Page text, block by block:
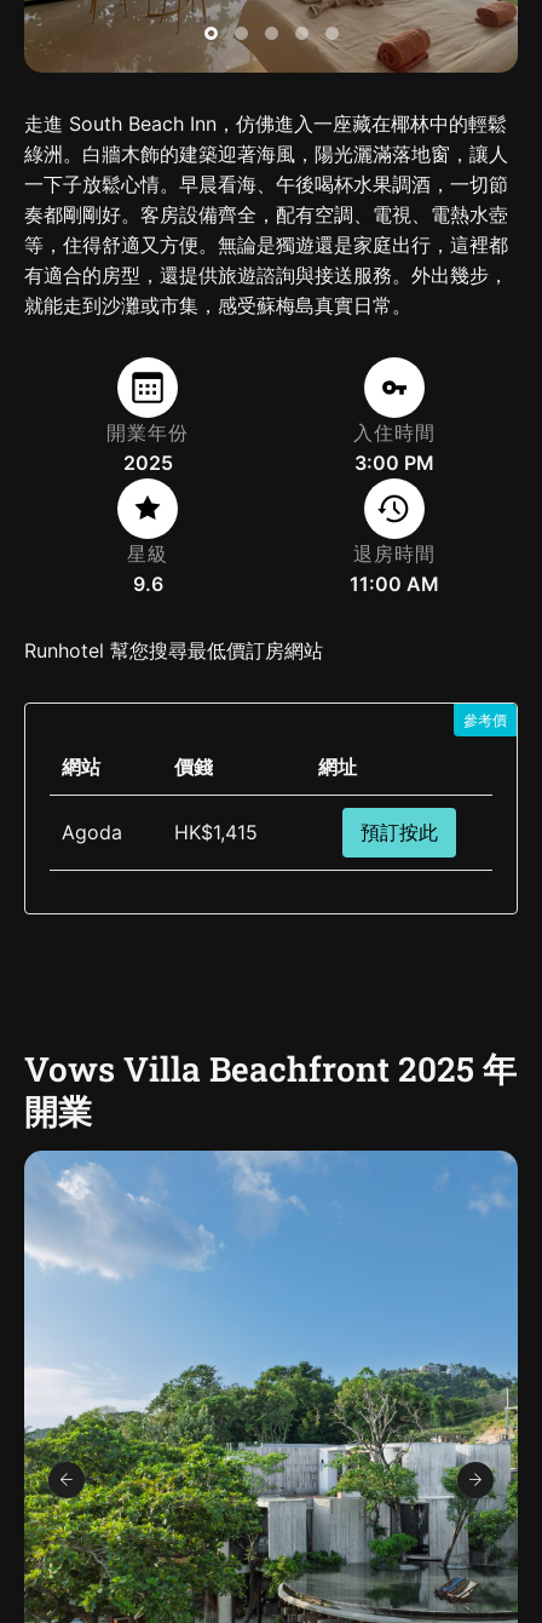
走進 South Beach Inn，仿佛進入一座藏在椰林中的輕鬆
綠洲。白牆木飾的建築迎著海風，陽光灑滿落地窗，讓人
一下子放鬆心情。早晨看海、午後喝杯水果調酒，一切節
奏都剛剛好。客房設備齊全，配有空調、電視、電熱水壺
等，住得舒適又方便。無論是獨遊還是家庭出行，這裡都
有適合的房型，還提供旅遊諮詢與接送服務。外出幾步，
就能走到沙灘或市集，感受蘇梅島真實日常。
開業年份
2025
星級
9.6
入住時間
3:00 PM
退房時間
11:00 AM
Runhotel 幫您搜尋最低價訂房網站
參考價
網站 價錢 網址
Agoda HK$1,415 預訂按此
Vows Villa Beachfront 2025 年
開業